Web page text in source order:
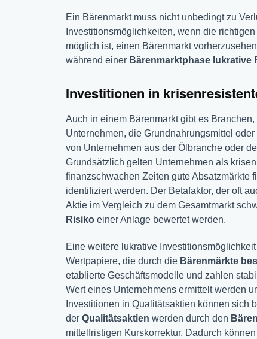
Ein Bärenmarkt muss nicht unbedingt zu
Investitionsmöglichkeiten, wenn die
möglich ist, einen Bärenmarkt
während einer Bärenmarktphase lukrative
Investitionen in
Auch in einem Bärenmarkt gibt es
Unternehmen, die Grundnahrungsmittel
von Unternehmen aus der Ölbranche oder
Grundsätzlich gelten Unternehmen als
finanzschwachen Zeiten gute Absatzmärkte
identifiziert werden. Der Betafaktor, der oft
Aktie im Vergleich zu dem Gesamtmarkt
Risikoeiner Anlage bewertet werden.
Eine weitere lukrative
Wertpapiere, die durch die Bärenmärkte
etablierte Geschäftsmodelle und zahlen
Wert eines Unternehmens ermittelt werden
Investitionen in Qualitätsaktien können sich
der Qualitätsaktien werden durch den
mittelfristigen Kurskorrektur. Dadurch